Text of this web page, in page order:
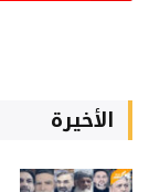
الأخيرة